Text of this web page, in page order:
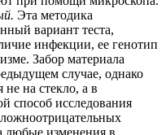
Эта методика
вариант теста,
инфекции, ее генотип
Забор материала
случае, однако
на стекло, а в
способ исследования
любые изменения в